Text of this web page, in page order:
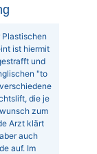
ist hiermit
und
"to
die je
zum
Arzt klärt
auch
auf. Im